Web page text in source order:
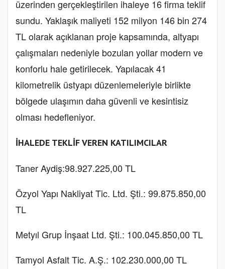
üzerinden gerçekleştirilen ihaleye 16 firma teklif
sundu. Yaklaşık maliyeti 152 milyon 146 bin 274
TL olarak açıklanan proje kapsamında, altyapı
çalışmaları nedeniyle bozulan yollar modern ve
konforlu hale getirilecek. Yapılacak 41
kilometrelik üstyapı düzenlemeleriyle birlikte
bölgede ulaşımın daha güvenli ve kesintisiz
olması hedefleniyor.
İHALEDE TEKLİF VEREN KATILIMCILAR
Taner Aydiş:98.927.225,00 TL
Özyol Yapı Nakliyat Tic. Ltd. Şti.: 99.875.850,00
TL
Metyıl Grup İnşaat Ltd. Şti.: 100.045.850,00 TL
Tamyol Asfalt Tic. A.Ş.: 102.230.000,00 TL